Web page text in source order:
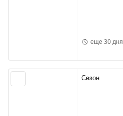
еще 30 дня
Сезон